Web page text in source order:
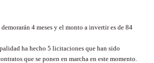
4 meses y el monto a invertir es de 84
ha hecho 5 licitaciones que han sido
que se ponen en marcha en este momento.